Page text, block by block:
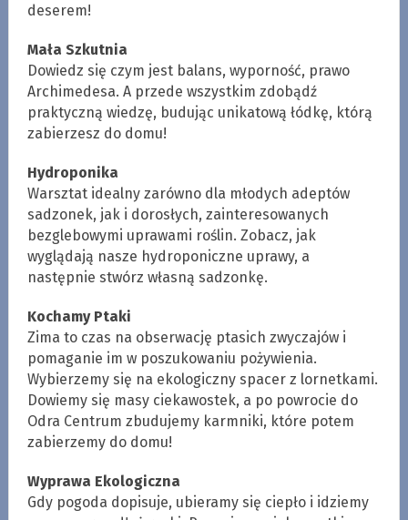
deserem!
Mała Szkutnia
Dowiedz się czym jest balans, wyporność, prawo
Archimedesa. A przede wszystkim zdobądź
praktyczną wiedzę, budując unikatową łódkę, którą
zabierzesz do domu!
Hydroponika
Warsztat idealny zarówno dla młodych adeptów
sadzonek, jak i dorosłych, zainteresowanych
bezglebowymi uprawami roślin. Zobacz, jak
wyglądają nasze hydroponiczne uprawy, a
następnie stwórz własną sadzonkę.
Kochamy Ptaki
Zima to czas na obserwację ptasich zwyczajów i
pomaganie im w poszukowaniu pożywienia.
Wybierzemy się na ekologiczny spacer z lornetkami.
Dowiemy się masy ciekawostek, a po powrocie do
Odra Centrum zbudujemy karmniki, które potem
zabierzemy do domu!
Wyprawa Ekologiczna
Gdy pogoda dopisuje, ubieramy się ciepło i idziemy